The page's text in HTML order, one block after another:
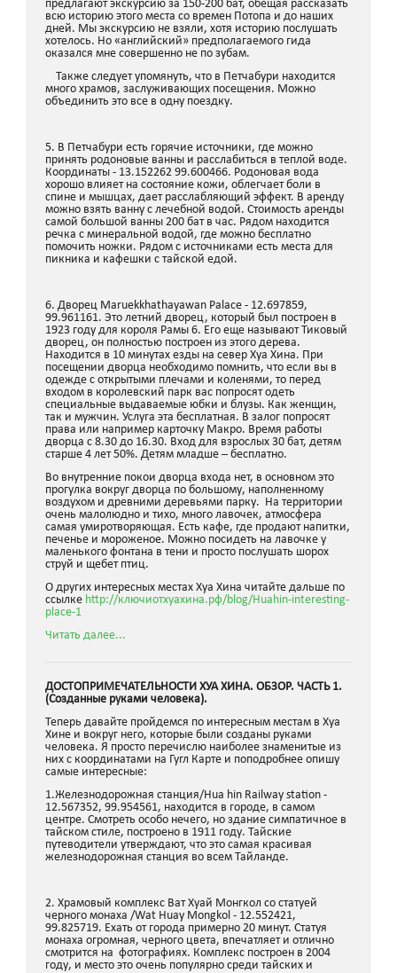
предлагают экскурсию за 150-200 бат, обещая рассказать
всю историю этого места со времен Потопа и до наших
дней. Мы экскурсию не взяли, хотя историю послушать
хотелось. Но «английский» предполагаемого гида
оказался мне совершенно не по зубам.
Также следует упомянуть, что в Петчабури находится
много храмов, заслуживающих посещения. Можно
объединить это все в одну поездку.
5. В Петчабури есть горячие источники, где можно
принять родоновые ванны и расслабиться в теплой воде.
Координаты - 13.152262 99.600466. Родоновая вода
хорошо влияет на состояние кожи, облегчает боли в
спине и мышцах, дает расслабляющий эффект. В аренду
можно взять ванну с лечебной водой. Стоимость аренды
самой большой ванны 200 бат в час. Рядом находится
речка с минеральной водой, где можно бесплатно
помочить ножки. Рядом с источниками есть места для
пикника и кафешки с тайской едой.
6. Дворец Maruekkhathayawan Palace - 12.697859,
99.961161. Это летний дворец, который был построен в
1923 году для короля Рамы 6. Его еще называют Тиковый
дворец, он полностью построен из этого дерева.
Находится в 10 минутах езды на север Хуа Хина. При
посещении дворца необходимо помнить, что если вы в
одежде с открытыми плечами и коленями, то перед
входом в королевский парк вас попросят одеть
специальные выдаваемые юбки и блузы. Как женщин,
так и мужчин. Услуга эта бесплатная. В залог попросят
права или например карточку Макро. Время работы
дворца с 8.30 до 16.30. Вход для взрослых 30 бат, детям
старше 4 лет 50%. Детям младше – бесплатно.
Во внутренние покои дворца входа нет, в основном это
прогулка вокруг дворца по большому, наполненному
воздухом и древними деревьями парку. На территории
очень малолюдно и тихо, много лавочек, атмосфера
самая умиротворяющая. Есть кафе, где продают напитки,
печенье и мороженое. Можно посидеть на лавочке у
маленького фонтана в тени и просто послушать шорох
струй и щебет птиц.
О других интересных местах Хуа Хина читайте дальше по
ссылке http://ключиотхуахина.рф/blog/Huahin-interesting-
place-1
Читать далее...
ДОСТОПРИМЕЧАТЕЛЬНОСТИ ХУА ХИНА. ОБЗОР. ЧАСТЬ 1.
(Созданные руками человека).
Теперь давайте пройдемся по интересным местам в Хуа
Хине и вокруг него, которые были созданы руками
человека. Я просто перечислю наиболее знаменитые из
них с координатами на Гугл Карте и поподробнее опишу
самые интересные:
1.Железнодорожная станция/Hua hin Railway station -
12.567352, 99.954561, находится в городе, в самом
центре. Смотреть особо нечего, но здание симпатичное в
тайском стиле, построено в 1911 году. Тайские
путеводители утверждают, что это самая красивая
железнодорожная станция во всем Тайланде.
2. Храмовый комплекс Ват Хуай Монгкол со статуей
черного монаха /Wat Huay Mongkol - 12.552421,
99.825719. Ехать от города примерно 20 минут. Статуя
монаха огромная, черного цвета, впечатляет и отлично
смотрится на фотографиях. Комплекс построен в 2004
году, и место это очень популярно среди тайских и